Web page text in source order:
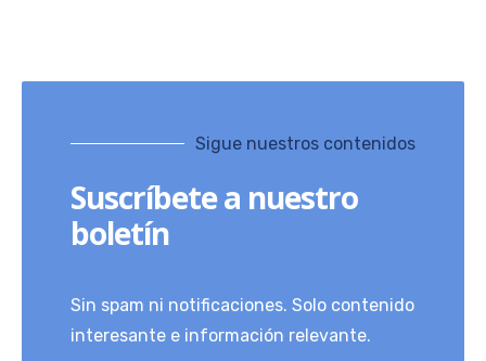
Sigue nuestros contenidos
Suscríbete a nuestro
boletín
Sin spam ni notificaciones. Solo contenido
interesante e información relevante.